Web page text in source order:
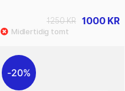
1000 KR
1250 KR
20%